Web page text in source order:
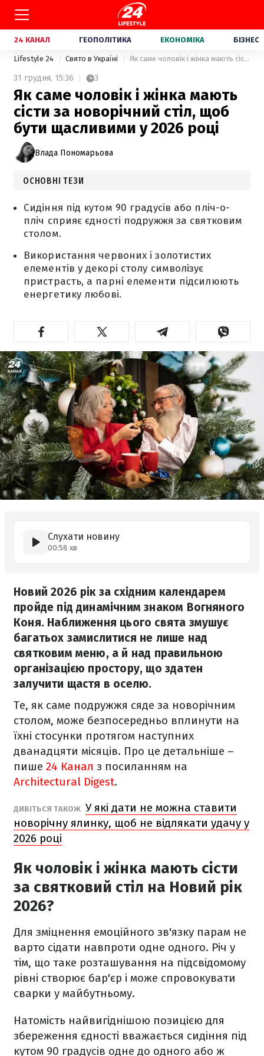
24 КАНАЛ ГЕОПОЛІТИКА ЕКОНОМІКА БІЗНЕС
Lifestyle 24 Свято в Україні Як саме чоловік і жінка мають сісти за новорічний стіл, щоб бути щасливими у 2026 році
31 грудня, 15:36 3
Як саме чоловік і жінка мають
сісти за новорічний стіл, щоб
бути щасливими у 2026 році
Влада Пономарьова
ОСНОВНІ ТЕЗИ
Сидіння під кутом 90 градусів або пліч-о-
пліч сприяє єдності подружжя за святковим
столом.
Використання червоних і золотистих
елементів у декорі столу символізує
пристрасть, а парні елементи підсилюють
енергетику любові.
Слухати новину
00:58 хв
Новий 2026 рік за східним календарем
пройде під динамічним знаком Вогняного
Коня. Наближення цього свята змушує
багатьох замислитися не лише над
святковим меню, а й над правильною
організацією простору, що здатен
залучити щастя в оселю.
Те, як саме подружжя сяде за новорічним
столом, може безпосередньо вплинути на
їхні стосунки протягом наступних
дванадцяти місяців. Про це детальніше –
пише 24 Канал з посиланням на
Architectural Digest.
ДИВІТЬСЯ ТАКОЖ У які дати не можна ставити
новорічну ялинку, щоб не відлякати удачу у
2026 році
Як чоловік і жінка мають сісти
за святковий стіл на Новий рік
2026?
Для зміцнення емоційного зв'язку парам не
варто сідати навпроти одне одного. Річ у
тім, що таке розташування на підсвідомому
рівні створює бар'єр і може спровокувати
сварки у майбутньому.
Натомість найвигіднішою позицією для
збереження єдності вважається сидіння під
кутом 90 градусів одне до одного або ж